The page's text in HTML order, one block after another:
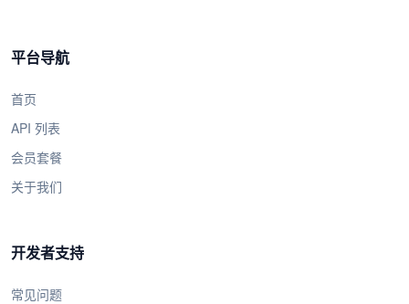
平台导航
首页
API 列表
会员套餐
关于我们
开发者支持
常见问题